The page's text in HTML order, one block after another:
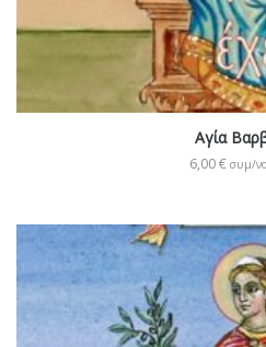
Αγία
6,00€ συμ/